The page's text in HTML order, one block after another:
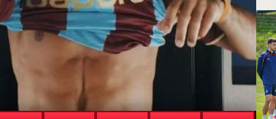
Sertifikalı Adresi Ve